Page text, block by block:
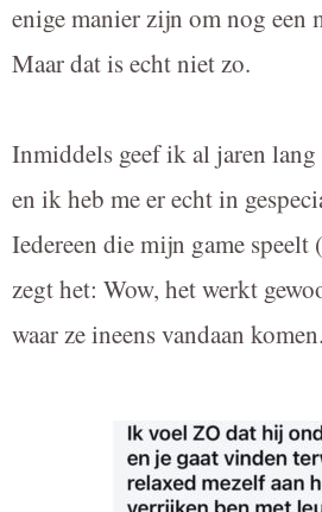
enige manier zijn om nog een
Maar dat is echt niet zo.
Inmiddels geef ik al jaren lang
en ik heb me er echt in
Iedereen die mijn game speelt
zegt het: Wow, het werkt
waar ze ineens vandaan